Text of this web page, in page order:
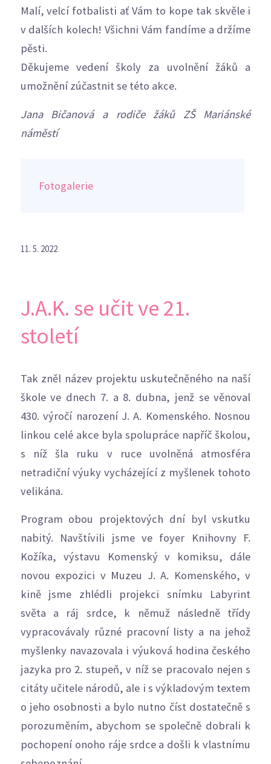
Malí, velcí fotbalisti ať Vám to kope tak skvěle i
v dalších kolech! Všichni Vám fandíme a držíme
pěsti.
Děkujeme vedení školy za uvolnění žáků a
umožnění zúčastnit se této akce.
Jana Bičanová a
rodiče žáků ZŠ Mariánské
náměstí
Fotogalerie
11. 5. 2022
J.A.K. se učit ve 21.
století
Tak zněl název projektu uskutečněného na naší
škole ve dnech 7. a 8. dubna, jenž se věnoval
430. výročí narození J. A. Komenského. Nosnou
linkou celé akce byla spolupráce napříč školou,
s níž šla ruku v ruce uvolněná atmosféra
netradiční výuky vycházející z myšlenek tohoto
velikána.
Program obou projektových dní byl vskutku
nabitý. Navštívili jsme ve foyer Knihovny F.
Kožíka, výstavu Komenský v komiksu, dále
novou expozici v Muzeu J. A. Komenského, v
kině jsme zhlédli projekci snímku Labyrint
světa a ráj srdce, k němuž následně třídy
vypracovávaly různé pracovní listy a na jehož
myšlenky navazovala i výuková hodina českého
jazyka pro 2. stupeň, v níž se pracovalo nejen s
citáty učitele národů, ale i s výkladovým textem
o jeho osobnosti a bylo nutno číst dostatečně s
porozuměním, abychom se společně dobrali k
pochopení onoho ráje srdce a došli k vlastnímu